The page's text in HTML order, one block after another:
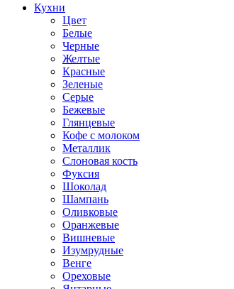
Кухни
Цвет
Белые
Черные
Желтые
Красные
Зеленые
Серые
Бежевые
Глянцевые
Кофе с молоком
Металлик
Слоновая кость
Фуксия
Шоколад
Шампань
Оливковые
Оранжевые
Вишневые
Изумрудные
Венге
Ореховые